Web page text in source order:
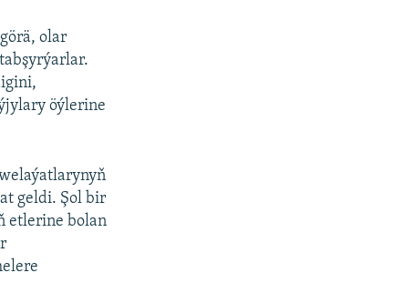
olar
öýlerine
geldi. Şol bir
etlerine bolan